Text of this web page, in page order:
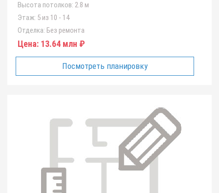
Высота потолков: 2.8 м
Этаж: 5 из 10 - 14
Отделка: Без ремонта
Цена: 13.64 млн ₽
Посмотреть планировку